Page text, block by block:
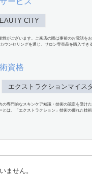
CITY
がございます。ご来店の際は事前のお電話をお
ウンセリングを通じ、サロン専売品を購入でき
資格
エクストラクションマイス
の専門的なスキンケア知識・技術の認定を受けた
は、「エクストラクション」技術の優れた技術
ません。